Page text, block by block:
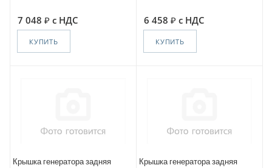
7 048 с НДС
КУПИТЬ
6 458 с НДС
КУПИТЬ
Крышка генератора задняя Крышка генератора задняя